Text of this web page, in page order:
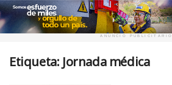
ANUNCIO PUBLICITARIO
Etiqueta: Jornada médica